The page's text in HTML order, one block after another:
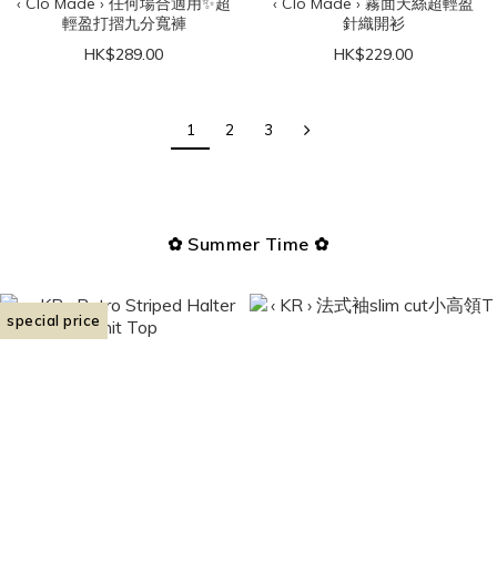
輕盈打摺九分寬褲
HK$289.00
針織開衫
HK$229.00
1 2 3
✿ Summer Time ✿
special price